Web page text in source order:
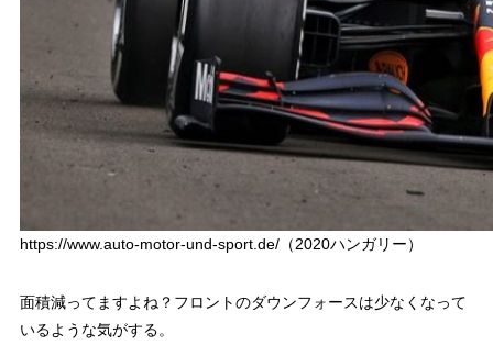
https://www.auto-motor-und-sport.de/（2020ハンガリー）
面積減ってますよね？フロントのダウンフォースは少なくなって
いるような気がする。